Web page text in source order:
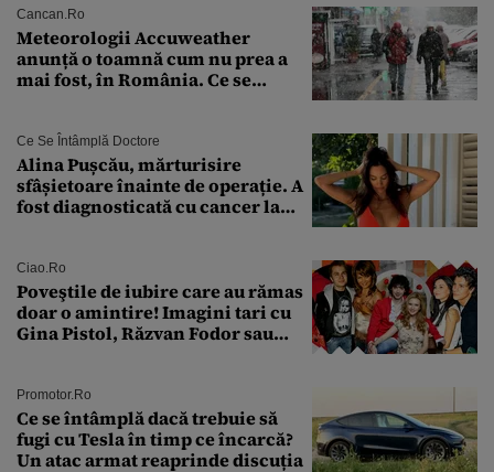
Cancan.ro
Meteorologii Accuweather
anunță o toamnă cum nu prea a
mai fost, în România. Ce se
București. Pe ce dată ninge
Ce Se Întâmplă Doctore
Alina Pușcău, mărturisire
sfâșietoare înainte de operație. A
fost diagnosticată cu cancer la
îmi salvez viața”
Ciao.ro
Poveştile de iubire care au rămas
doar o amintire! Imagini tari cu
Gina Pistol, Răzvan Fodor sau
Promotor.ro
Ce se întâmplă dacă trebuie să
fugi cu Tesla în timp ce încarcă?
Un atac armat reaprinde discuția